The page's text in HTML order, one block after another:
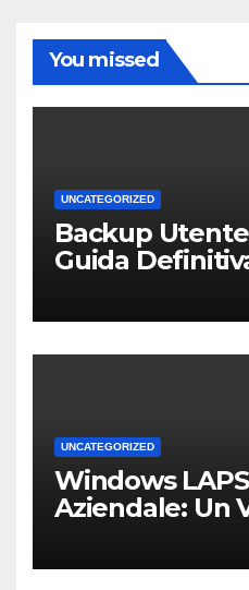
You missed
UNCATEGORIZED
Backup
Guida
Casa o
UNCATEGORIZED
Windows
Aziendale: Un